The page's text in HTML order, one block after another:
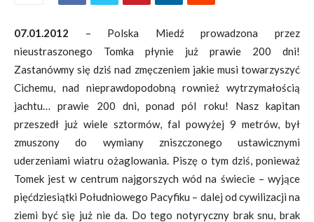
07.01.2012 – Polska Miedź prowadzona przez
nieustraszonego Tomka płynie już prawie 200 dni!
Zastanówmy się dziś nad zmęczeniem jakie musi towarzyszyć
Cichemu, nad nieprawdopodobną rownież wytrzymałością
jachtu… prawie 200 dni, ponad pól roku! Nasz kapitan
przeszedł już wiele sztormów, fal powyżej 9 metrów, był
zmuszony do wymiany zniszczonego ustawicznymi
uderzeniami wiatru ożaglowania. Piszę o tym dziś, ponieważ
Tomek jest w centrum najgorszych wód na świecie – wyjące
pięćdziesiątki Południowego Pacyfiku – dalej od cywilizacji na
ziemi być się już nie da. Do tego notyryczny brak snu, brak